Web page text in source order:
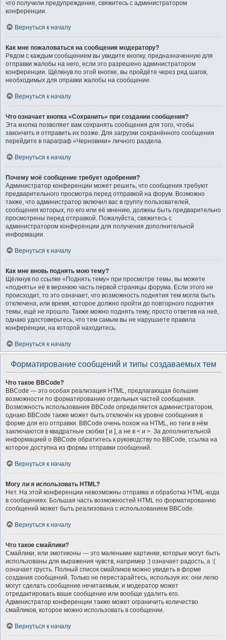
что получили предупреждение, свяжитесь с администратором
конференции.
Вернуться к началу
Как мне пожаловаться на сообщения модератору?
Рядом с каждым сообщением вы увидите кнопку, предназначенную для
отправки жалобы на него, если это разрешено администратором
конференции. Щёлкнув по этой кнопке, вы пройдёте через ряд шагов,
необходимых для оправки жалобы на сообщение.
Вернуться к началу
Что означает кнопка «Сохранить» при создании сообщения?
Эта кнопка позволяет вам сохранять сообщения для того, чтобы
закончить и отправить их позже. Для загрузки сохранённого сообщения
перейдите в параграф «Черновики» личного раздела.
Вернуться к началу
Почему моё сообщение требует одобрения?
Администратор конференции может решить, что сообщения требуют
предварительного просмотра перед отправкой на форум. Возможно
также, что администратор включил вас в группу пользователей,
сообщения которых, по его или её мнению, должны быть предварительно
просмотрены перед отправкой. Пожалуйста, свяжитесь с
администратором конференции для получения дополнительной
информации.
Вернуться к началу
Как мне вновь поднять мою тему?
Щёлкнув по ссылке «Поднять тему» при просмотре темы, вы можете
«поднять» её в верхнюю часть первой страницы форума. Если этого не
происходит, то это означает, что возможность поднятия тем могла быть
отключена, или время, которое должно пройти до повторного поднятия
темы, ещё не прошло. Также можно поднять тему, просто ответив на неё,
однако удостоверьтесь, что тем самым вы не нарушаете правила
конференции, на которой находитесь.
Вернуться к началу
Форматирование сообщений и типы создаваемых тем
Что такое BBCode?
BBCode — это особая реализация HTML, предлагающая большие
возможности по форматированию отдельных частей сообщения.
Возможность использования BBCode определяется администратором,
однако BBCode также может быть отключён на уровне сообщения в
форме для его отправки. BBCode очень похож на HTML, но теги в нём
заключаются в квадратные скобки [ и ], а не в < и >. За дополнительной
информацией о BBCode обратитесь к руководству по BBCode, ссылка на
которое доступна из формы отправки сообщений.
Вернуться к началу
Могу ли я использовать HTML?
Нет. На этой конференции невозможны отправка и обработка HTML-кода
в сообщениях. Большая часть возможностей HTML по форматированию
сообщений может быть реализована с использованием BBCode.
Вернуться к началу
Что такое смайлики?
Смайлики, или эмотиконы — это маленькие картинки, которые могут быть
использованы для выражения чувств, например :) означает радость, а :(
означает грусть. Полный список смайликов можно увидеть в форме
создания сообщений. Только не перестарайтесь, используя их: они легко
могут сделать сообщение нечитаемым, и модератор может
отредактировать ваше сообщение или вообще удалить его.
Администратор конференции также может ограничить количество
смайликов, которое можно использовать в сообщении.
Вернуться к началу